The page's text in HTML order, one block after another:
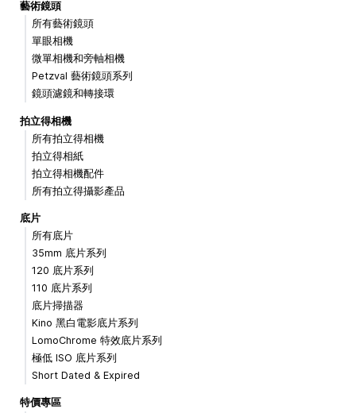
藝術鏡頭
所有藝術鏡頭
單眼相機
微單相機和旁軸相機
Petzval 藝術鏡頭系列
鏡頭濾鏡和轉接環
拍立得相機
所有拍立得相機
拍立得相紙
拍立得相機配件
所有拍立得攝影產品
底片
所有底片
35mm 底片系列
120 底片系列
110 底片系列
底片掃描器
Kino 黑白電影底片系列
LomoChrome 特效底片系列
極低 ISO 底片系列
Short Dated & Expired
特價專區